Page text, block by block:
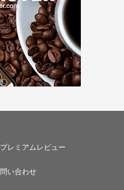
プレミアムレビュー
問い合わせ